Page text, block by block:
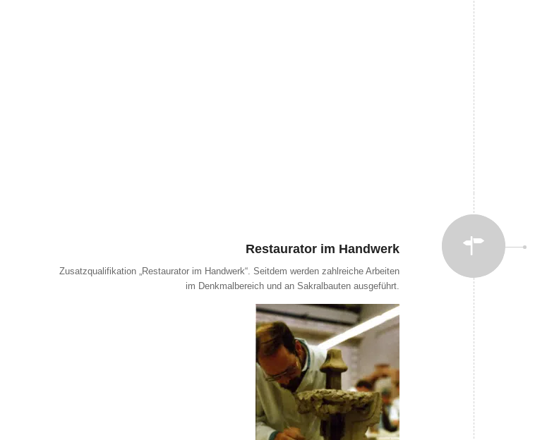
Restaurator im Handwerk
Zusatzqualifikation „Restaurator im Handwerk“. Seitdem werden zahlreiche Arbeiten
im Denkmalbereich und an Sakralbauten ausgeführt.